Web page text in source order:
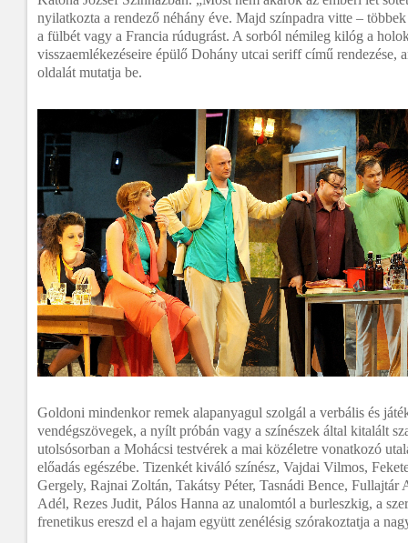
nyilatkozta a rendező néhány éve. Majd színpadra vitte –
a fülbét vagy a Francia rúdugrást. A sorból némileg kilóg a
visszaemlékezéseire épülő Dohány utcai seriff című rendezése,
oldalát mutatja be.
Goldoni mindenkor remek alapanyagul szolgál a verbális és
vendégszövegek, a nyílt próbán vagy a színészek által kitalált
utolsósorban a Mohácsi testvérek a mai közéletre vonatkozó
előadás egészébe. Tizenkét kiváló színész, Vajdai Vilmos,
Gergely, Rajnai Zoltán, Takátsy Péter, Tasnádi Bence, Fullajtár
Adél, Rezes Judit, Pálos Hanna az unalomtól a burleszkig, a
frenetikus ereszd el a hajam együtt zenélésig szórakoztatja a